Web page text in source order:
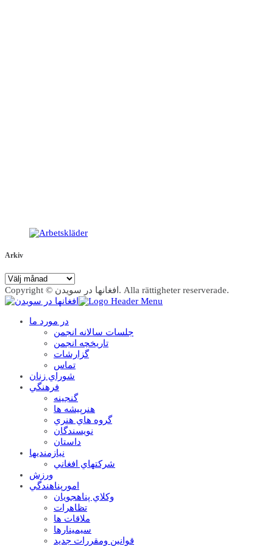
Arkiv
Arkiv
Copyright © افغانها در سویدن. Alla rättigheter reserverade.
در مورد ما
جلسات سالانه انجمن
تاریخچه انجمن
گزارشات
تماس
شوراي زنان
فرهنگي
گنجينه
هنرپيشه ها
گروه هاي هنري
نويسندگان
داستان
نيازمنديها
شرکتهاي افغاني
ورزش
امورپناهندگي
وکلاي پناهجويان
تظاهرات
ملاقات ها
سيمينارها
قوانين ومقررات جديد